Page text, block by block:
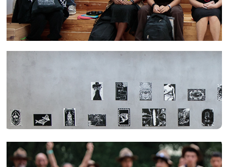
Data Publicação
Previous Next